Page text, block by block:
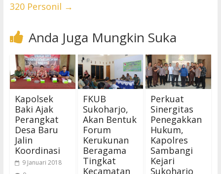
320 Personil →
Anda Juga Mungkin Suka
Kapolsek
Baki Ajak
Perangkat
Desa Baru
Jalin
Koordinasi
9 Januari 2018
FKUB
Sukoharjo,
Akan Bentuk
Forum
Kerukunan
Beragama
Tingkat
Kecamatan
Perkuat
Sinergitas
Penegakkan
Hukum,
Kapolres
Sambangi
Kejari
Sukoharjo